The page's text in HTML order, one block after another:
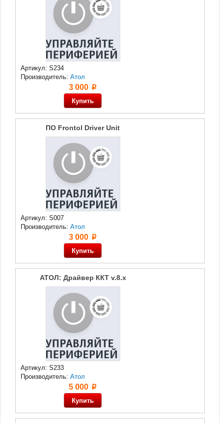
Артикул: S234
Производитель: Атол
3 000 p
ПО Frontol Driver Unit
Артикул: S007
Производитель: Атол
3 000 p
АТОЛ: Драйвер ККТ v.8.x
Артикул: S233
Производитель: Атол
5 000 p